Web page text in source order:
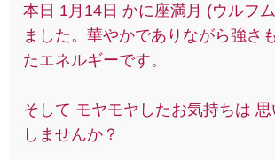
本日 1月14日 かに座満月 (ウルフ
ました。華やかでありながら強さ
たエネルギーです。
そして モヤモヤしたお気持ちは
しませんか？